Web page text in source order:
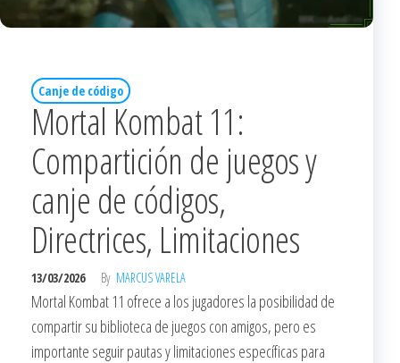
Canje de código
Mortal Kombat 11:
Compartición de juegos y
canje de códigos,
Directrices, Limitaciones
13/03/2026 By MARCUS VARELA
Mortal Kombat 11 ofrece a los jugadores la posibilidad de
compartir su biblioteca de juegos con amigos, pero es
importante seguir pautas y limitaciones específicas para